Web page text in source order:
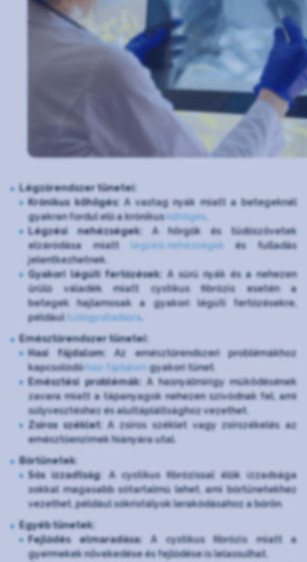
Légzőrendszer tünetei:
Krónikus köhögés:A vastag nyák miatt a betegeknél
gyakran fordul elő a krónikusköhögés
Légzési nehézségek: A hörgők és tüdőszövetek
elzáródása miatt
légzési nehézségek és fulladás
jelentkezhetnek.
Gyakori légúti fertőzések: A sűrű nyák és a nehezen
ürülő váladék miatt cystikus fibrózis esetén a
betegek hajlamosak a gyakori légúti fertőzésekre,
például
tüdőgyulladásra.
Emésztőrendszer tünetei:
Hasi fájdalom: Az emésztőrendszeri problémákhoz
kapcsolódó hasi fájdalomgyakori tünet.
Emésztési problémák:
A hasnyálmirigy működésének
zavara miatt a tápanyagok nehezen szívódnak fel, ami
súlyvesztéshez és alultápláltsághoz vezethet.
Zsíros széklet:
A zsíros széklet vagy zsírszékelés az
emésztőenzimek hiányára utal.
Bőrtünetek:
Sós izzadtság: A cystikus fibrózissal élők izzadsága
sokkal magasabb sótartalmú lehet, ami bőrtünetekhez
vezethet, például sókristályok lerakódásához a bőrön.
Egyéb tünetek:
Fejlődés elmaradása: A cystikus fibrózis miatt a
gyermekek növekedése és fejlődése is lelassulhat.